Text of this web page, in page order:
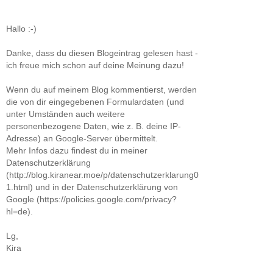
Hallo :-)
Danke, dass du diesen Blogeintrag gelesen hast -
ich freue mich schon auf deine Meinung dazu!
Wenn du auf meinem Blog kommentierst, werden
die von dir eingegebenen Formulardaten (und
unter Umständen auch weitere
personenbezogene Daten, wie z. B. deine IP-
Adresse) an Google-Server übermittelt.
Mehr Infos dazu findest du in meiner
Datenschutzerklärung
(http://blog.kiranear.moe/p/datenschutzerklarung0
1.html) und in der Datenschutzerklärung von
Google (https://policies.google.com/privacy?
hl=de).
Lg,
Kira